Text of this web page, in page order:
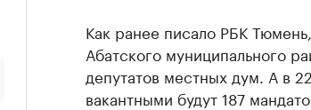
Как ранее писало РБК
Абатского муниципального
депутатов местных дум. А в
вакантными будут 187